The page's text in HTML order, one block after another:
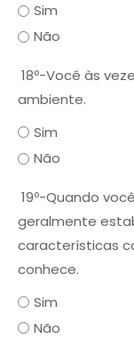
Sim
Não
18º-Você às
ambiente.
Sim
Não
19º-Quando
geralmente
características
conhece.
Sim
Não